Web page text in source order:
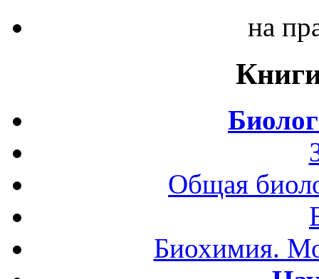
на
Общая
Биохимия.